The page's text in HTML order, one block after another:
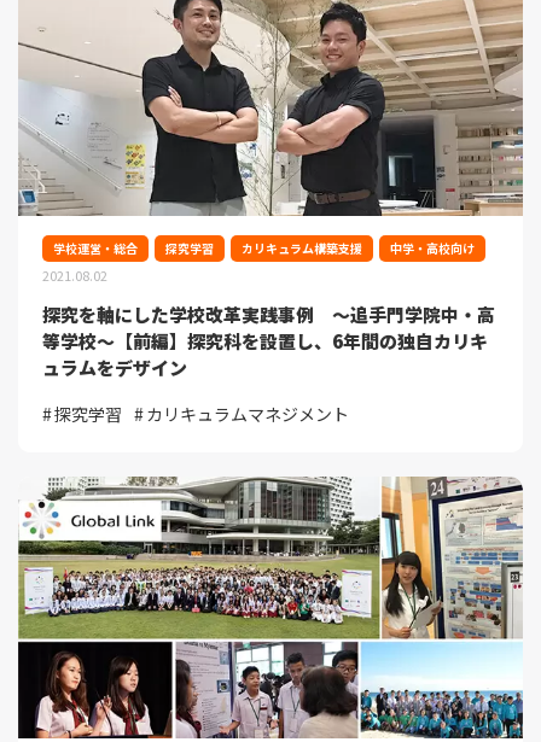
学校運営・総合 探究学習 カリキュラム構築支援 中学・高校向け
2021.08.02
探究を軸にした学校改革実践事例 ～追手門学院中・高
等学校～【前編】探究科を設置し、6年間の独自カリキ
ュラムをデザイン
探究学習 カリキュラムマネジメント